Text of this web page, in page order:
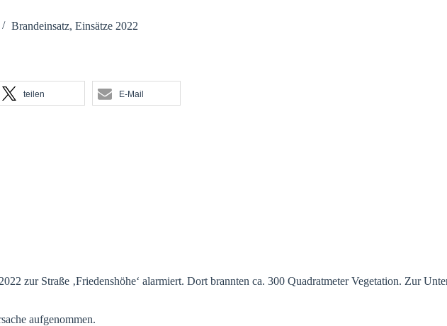
Brandeinsatz, Einsätze 2022
teilen E-Mail
zur Straße ‚Friedenshöhe‘ alarmiert. Dort brannten ca. 300 Quadratmeter Vegetation. Zur
aufgenommen.